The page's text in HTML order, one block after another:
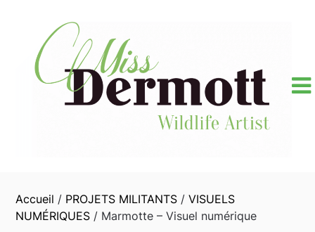
Accueil / PROJETS MILITANTS /VISUELS
NUMÉRIQUES / Marmotte – Visuel numérique